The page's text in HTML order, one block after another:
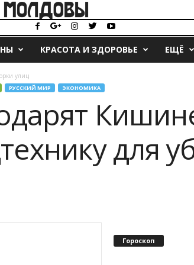
КРАСОТА И ЗДОРОВЬЕ ЕЩЁ
улиц
РУССКИЙ МИР ЭКОНОМИКА
для
Гороскоп